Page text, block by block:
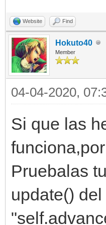
Website Find
Hokuto40
Member
04-04-2020,
Si que las
Pruebalas
update()